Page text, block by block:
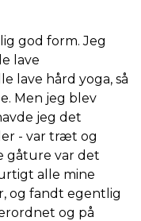
god form. Jeg
lave
lave hård yoga, så
Men jeg blev
jeg det
- var træt og
gåture var det
alle mine
og fandt egentlig
og på